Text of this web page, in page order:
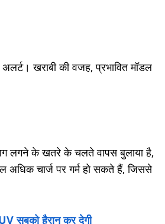
खराबी की वजह, प्रभावित मॉडल
लगने के खतरे के चलते वापस बुलाया है,
अधिक चार्ज पर गर्म हो सकते हैं, जिससे
सबको हैरान कर देगी